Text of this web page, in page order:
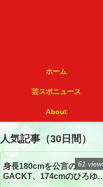
ホーム
芸スポニュース
About
人気記事（30日間）
身長180cmを公言の
GACKT、174cmのひろゆ
61